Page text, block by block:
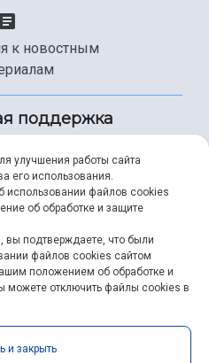
к новостным
поддержка
267-49-99
|ssau.ru
улучшения работы сайта
его использования.
использовании файлов cookies
об обработке и защите
вы подтверждаете, что были
файлов cookies сайтом
положением об обработке и
можете отключить файлы cookies в
и закрыть